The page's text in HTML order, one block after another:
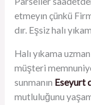
etmeyın çünkü
dır. Eşsiz halı
Halı yıkama
müşteri
sunmanın Eseyurt
mutluluğunu